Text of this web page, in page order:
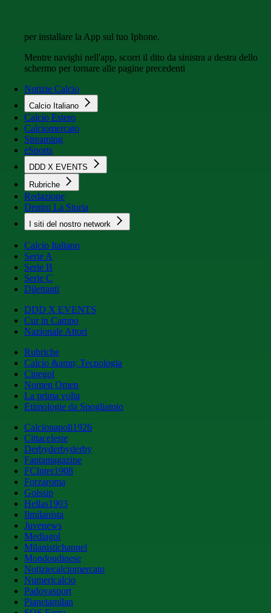
per installare la App sul tuo Iphone.
Mentre navighi nell'app, scorri il dito da sinistra a destra dello
schermo per tornare alle pagine precedenti
Notizie Calcio
Calcio Italiano
Calcio Estero
Calciomercato
Streaming
eSports
DDD X EVENTS
Rubriche
Redazione
Dentro La Storia
I siti del nostro network
Calcio Italiano
Serie A
Serie B
Serie C
Dilettanti
DDD X EVENTS
Cur in Campo
Nazionale Attori
Rubriche
Calcio &amp; Tecnologia
Cinegol
Nomen Omen
La prima volta
Etimologie da Spogliatoio
Calcionapoli1926
Cittaceleste
Derbyderbyderby
Fantamagazine
FCInter1908
Forzaroma
Golssip
Hellas1903
Ilmilanista
Juvenews
Mediagol
Milanistichannel
Mondoudinese
Notiziecalciomercato
Numericalcio
Padovasport
Pianetamilan